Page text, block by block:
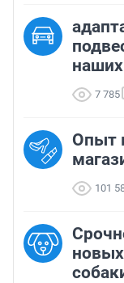
7 785
Опыт
101